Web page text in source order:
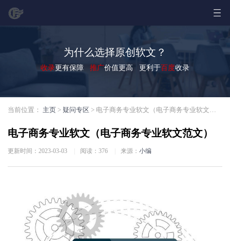
为什么选择原创软文？
收录更有保障 推广价值更高 更利于百度收录
当前位置： 主页 > 疑问专区 > 电子商务专业软文（电子商务专业软文范文）
电子商务专业软文（电子商务专业软文范文）
更新时间：2023-03-03 阅读： 376 来源： 小编